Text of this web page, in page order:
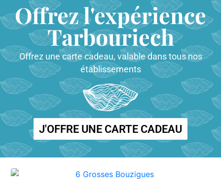
Offrez l'expérience
Tarbouriech
Offrez une carte cadeau, valable dans tous nos
établissements
J'OFFRE UNE CARTE CADEAU